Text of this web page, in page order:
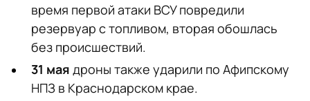
время первой атаки ВСУ повредили
резервуар с топливом, вторая обошлась
без происшествий.
31 мая дроны также ударили по Афипскому
НПЗ в Краснодарском крае.